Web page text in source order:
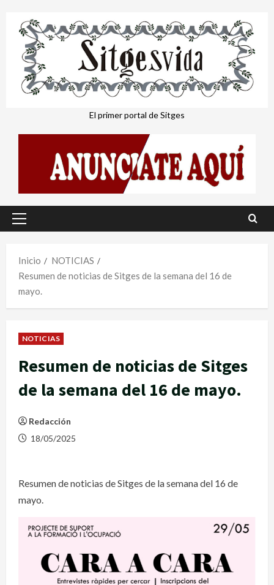
contenido
El primer portal de Sitges
Menú
Inicio
NOTICIAS
Resumen de noticias de Sitges de la semana del 16 de
mayo.
NOTICIAS
Resumen de noticias de Sitges
de la semana del 16 de mayo.
Redacción
18/05/2025
Resumen de noticias de Sitges de la semana del 16 de
mayo.